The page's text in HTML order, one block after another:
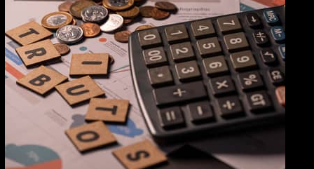
flexibiliza regras da Reforma Tributária